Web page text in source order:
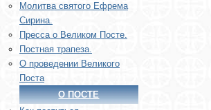
Молитва святого Ефрема
Сирина.
Пресса о Великом Посте.
Постная трапеза.
О проведении Великого
Поста
О ПОСТЕ